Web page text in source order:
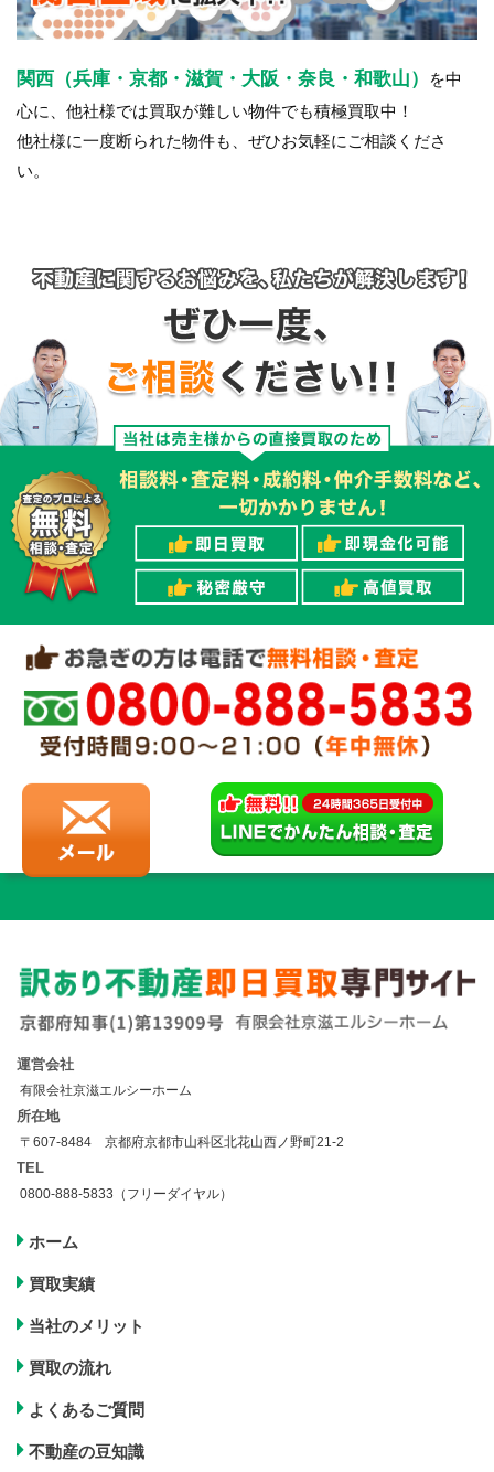
関西（兵庫・京都・滋賀・大阪・奈良・和歌山）
を中
心に、他社様では買取が難しい物件でも積極買取中！
他社様に一度断られた物件も、ぜひお気軽にご相談くださ
い。
運営会社
有限会社京滋エルシーホーム
所在地
〒607-8484 京都府京都市山科区北花山西ノ野町21-2
TEL
0800-888-5833（フリーダイヤル）
ホーム
買取実績
当社のメリット
買取の流れ
よくあるご質問
不動産の豆知識